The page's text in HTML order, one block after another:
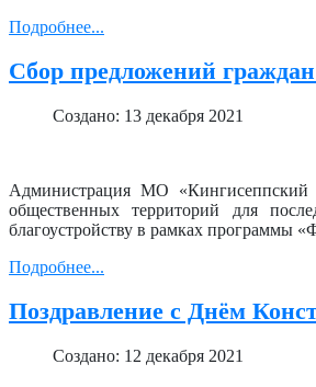
Подробнее...
Сбор предложений
Создано: 13 декабря 2021
Администрация МО «Кингисеппский
общественных территорий для
благоустройству в рамках программы
Подробнее...
Поздравление с Днём
Создано: 12 декабря 2021